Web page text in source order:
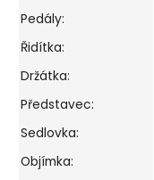
Pedály:
Řidítka:
Držátka:
Představec:
Sedlovka:
Objímka: